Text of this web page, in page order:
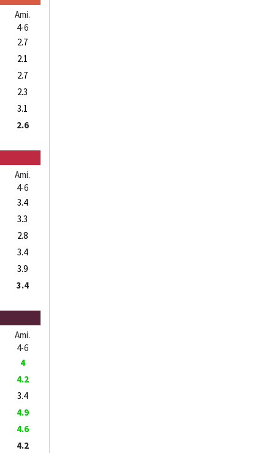
Ami.
4-6
2.7
2.1
2.7
2.3
3.1
2.6
Ami.
4-6
3.4
3.3
2.8
3.4
3.9
3.4
Ami.
4-6
4
4.2
3.4
4.9
4.6
4.2